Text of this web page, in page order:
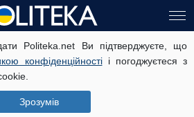
Politeka.net Ви підтверджуєте, що
конфіденційностіі погоджуєтеся з
Зрозумів
на тиждень з 6 по 12
про які несподіванки
тиждень з 6 по 12 липня в